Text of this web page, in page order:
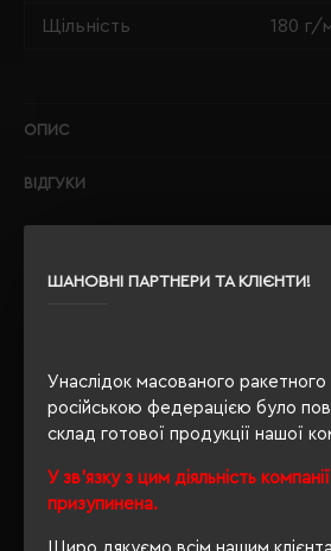
ШАНОВНІ ПАРТНЕРИ ТА КЛІЄНТИ!
Унаслідок масованого ракетного
російською федерацією було
склад готової продукції нашої
У зв'язку з цим діяльність
призупинена.
Щільність 180 г/
ОПИС
ВІДГУКИ